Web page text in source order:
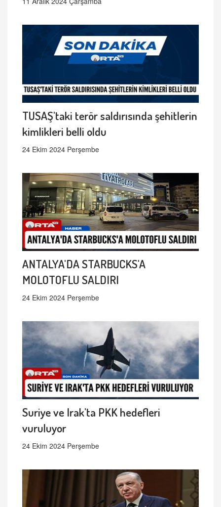
TUSAŞ'taki terör saldırısında şehitlerin
kimlikleri belli oldu
24 Ekim 2024 Perşembe
ANTALYA'DA STARBUCKS'A
MOLOTOFLU SALDIRI
24 Ekim 2024 Perşembe
Suriye ve Irak'ta PKK hedefleri
vuruluyor
24 Ekim 2024 Perşembe